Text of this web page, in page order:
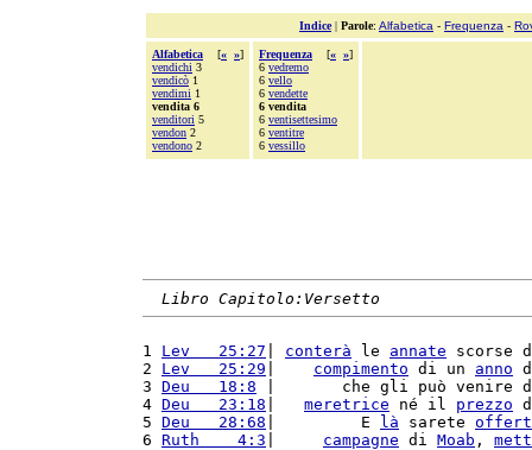
Indice| Parole: Alfabetica - Frequenza -
Alfabetica [« »]
vendichi 3
vendicò 1
vendimi 1
vendita 6
venditori 5
vendon 2
vendono 2
Frequenza [« »]
6 vedremo
6 vello
6 vendette
6 vendita
6 ventisettesimo
6 ventitre
6 vessillo
Libro Capitolo:Versetto
1 Lev   25:27 conterà le annate scorse
2 Lev   25:29 compimento di un anno
3 Deu   18:8 |       che gli può venire
4 Deu   23:18 meretrice né il prezzo
5 Deu   28:68 |         E là sarete
6 Ruth    4:3 campagne di Moab ,